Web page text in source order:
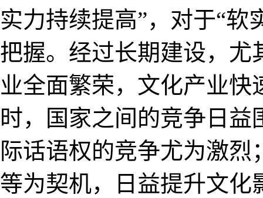
实力持续提高”，对于“软
把握。经过长期建设，尤
业全面繁荣，文化产业
时，国家之间的竞争日
际话语权的竞争尤为激烈
等为契机，日益提升文化